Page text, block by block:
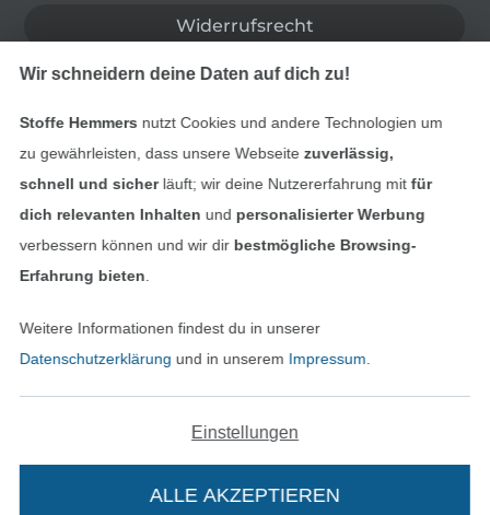
Widerrufsrecht
Kontakt
Finde mehr Inspiration
Wir schneidern deine Daten auf dich zu!
Stoffe Hemmers nutzt Cookies und andere Technologien um
zu gewährleisten, dass unsere Webseite zuverlässig,
schnell und sicherläuft; wir deine Nutzererfahrung mitfür
dich relevanten Inhalten und personalisierter Werbung
verbessern können und wir dir bestmögliche Browsing-
Erfahrung bieten
Weitere Informationen findest du in unserer
Datenschutzerklärung und in unserem Impressum
Einstellungen
ALLE AKZEPTIEREN